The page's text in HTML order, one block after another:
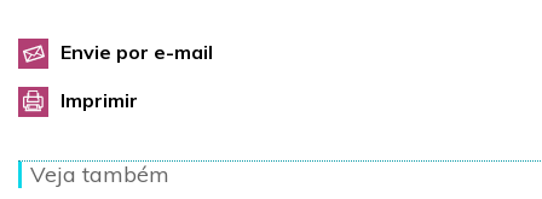
Envie por e-mail
Imprimir
Veja também